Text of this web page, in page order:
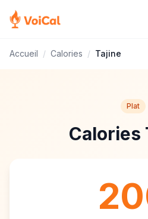
Accueil / Calories / Tajine
Plat
Calories